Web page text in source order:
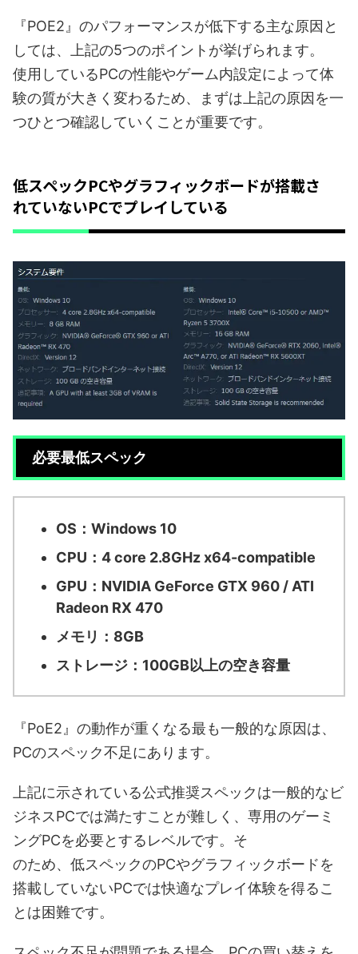
『POE2』のパフォーマンスが低下する主な原因と
しては、上記の5つのポイントが挙げられます。
使用しているPCの性能やゲーム内設定によって体
験の質が大きく変わるため、まずは上記の原因を一
つひとつ確認していくことが重要です。
低スペックPCやグラフィックボードが搭載さ
れていないPCでプレイしている
必要最低スペック
OS：Windows 10
CPU：4 core 2.8GHz x64-compatible
GPU：NVIDIA GeForce GTX 960 / ATI
Radeon RX 470
メモリ：8GB
ストレージ：100GB以上の空き容量
『PoE2』の動作が重くなる最も一般的な原因は、
PCのスペック不足にあります。
上記に示されている公式推奨スペックは一般的なビ
ジネスPCでは満たすことが難しく、専用のゲーミ
ングPCを必要とするレベルです。そ
のため、低スペックのPCやグラフィックボードを
搭載していないPCでは快適なプレイ体験を得るこ
とは困難です。